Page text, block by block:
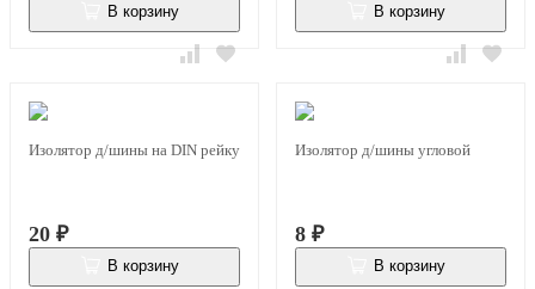
В корзину В корзину
Изолятор д/шины на DIN рейку
20 ₽
В корзину
Изолятор д/шины угловой
8 ₽
В корзину